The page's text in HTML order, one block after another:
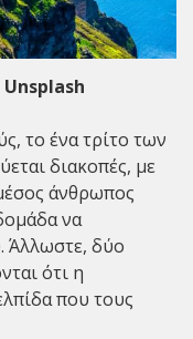
το ένα τρίτο των
διακοπές, με
άνθρωπος
να
Άλλωστε, δύο
ότι η
που τους